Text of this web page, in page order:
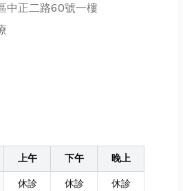
中正二路60號一樓
上午 下午
晚上
休診 休診
休診